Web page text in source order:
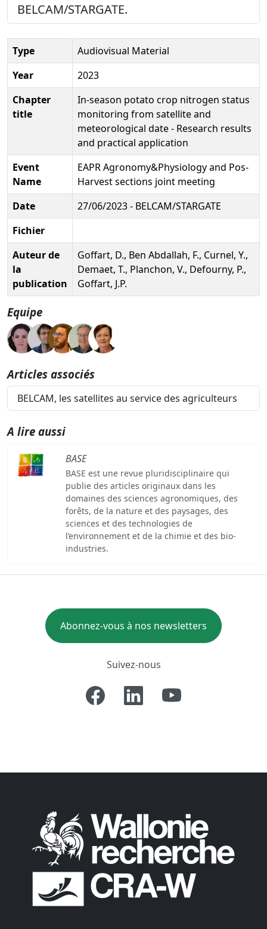
BELCAM/STARGATE.
Type
Audiovisual Material
Year
2023
Chapter
title
In-season potato crop nitrogen status
monitoring from satellite and
meteorological date - Research results
and practical application
Event
Name
EAPR Agronomy&Physiology and Pos-
Harvest sections joint meeting
Date
27/06/2023 - BELCAM/STARGATE
Fichier
Auteur de
la
publication
Goffart, D., Ben Abdallah, F., Curnel, Y.,
Demaet, T., Planchon, V., Defourny, P.,
Goffart, J.P.
Equipe
Articles associés
BELCAM, les satellites au service des agriculteurs
A lire aussi
BASE
BASE est une revue pluridisciplinaire qui
publie des articles originaux dans les
domaines des sciences agronomiques, des
forêts, de la nature et des paysages, des
sciences et des technologies de
l’environnement et de la chimie et des bio-
industries.
Abonnez-vous à nos newsletters
Suivez-nous